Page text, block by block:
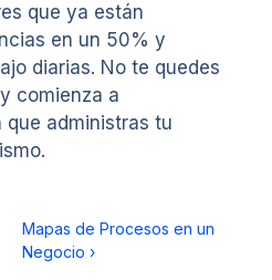
que ya están
en un 50% y
diarias. No te quedes
comienza a
que administras tu
Mapas de Procesos en un
Negocio ›